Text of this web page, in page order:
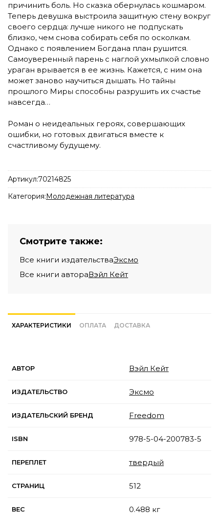
причинить боль. Но сказка обернулась кошмаром.
Теперь девушка выстроила защитную стену вокруг
своего сердца: лучше никого не подпускать
близко, чем снова собирать себя по осколкам.
Однако с появлением Богдана план рушится.
Самоуверенный парень с наглой ухмылкой словно
ураган врывается в ее жизнь. Кажется, с ним она
может заново научиться дышать. Но тайны
прошлого Миры способны разрушить их счастье
навсегда…
Роман о неидеальных героях, совершающих
ошибки, но готовых двигаться вместе к
счастливому будущему.
Артикул:70214825
Категория: Молодежная литература
Смотрите также:
Все книги издательстваЭксмо
Все книги автораВэйл Кейт
ХАРАКТЕРИСТИКИ ОПЛАТА ДОСТАВКА
АВТОР Вэйл Кейт
ИЗДАТЕЛЬСТВО Эксмо
ИЗДАТЕЛЬСКИЙ БРЕНД Freedom
ISBN 978-5-04-200783-5
ПЕРЕПЛЕТ твердый
СТРАНИЦ 512
ВЕС 0.488 кг